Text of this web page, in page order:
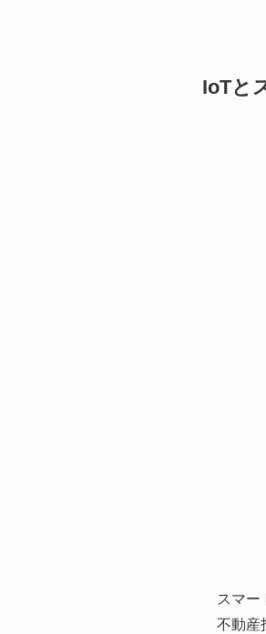
IoTと
スマー
不動産